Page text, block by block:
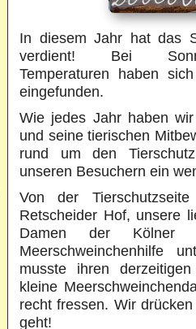
In diesem Jahr hat das
verdient! Bei
Temperaturen haben
eingefunden.
Wie jedes Jahr haben
und seine tierischen
rund um den
unseren Besuchern ein
Von der
Retscheider Hof, unsere
Damen der Kölner
Meerschweinchenhilfe
musste ihren
kleine
recht fressen. Wir
geht!